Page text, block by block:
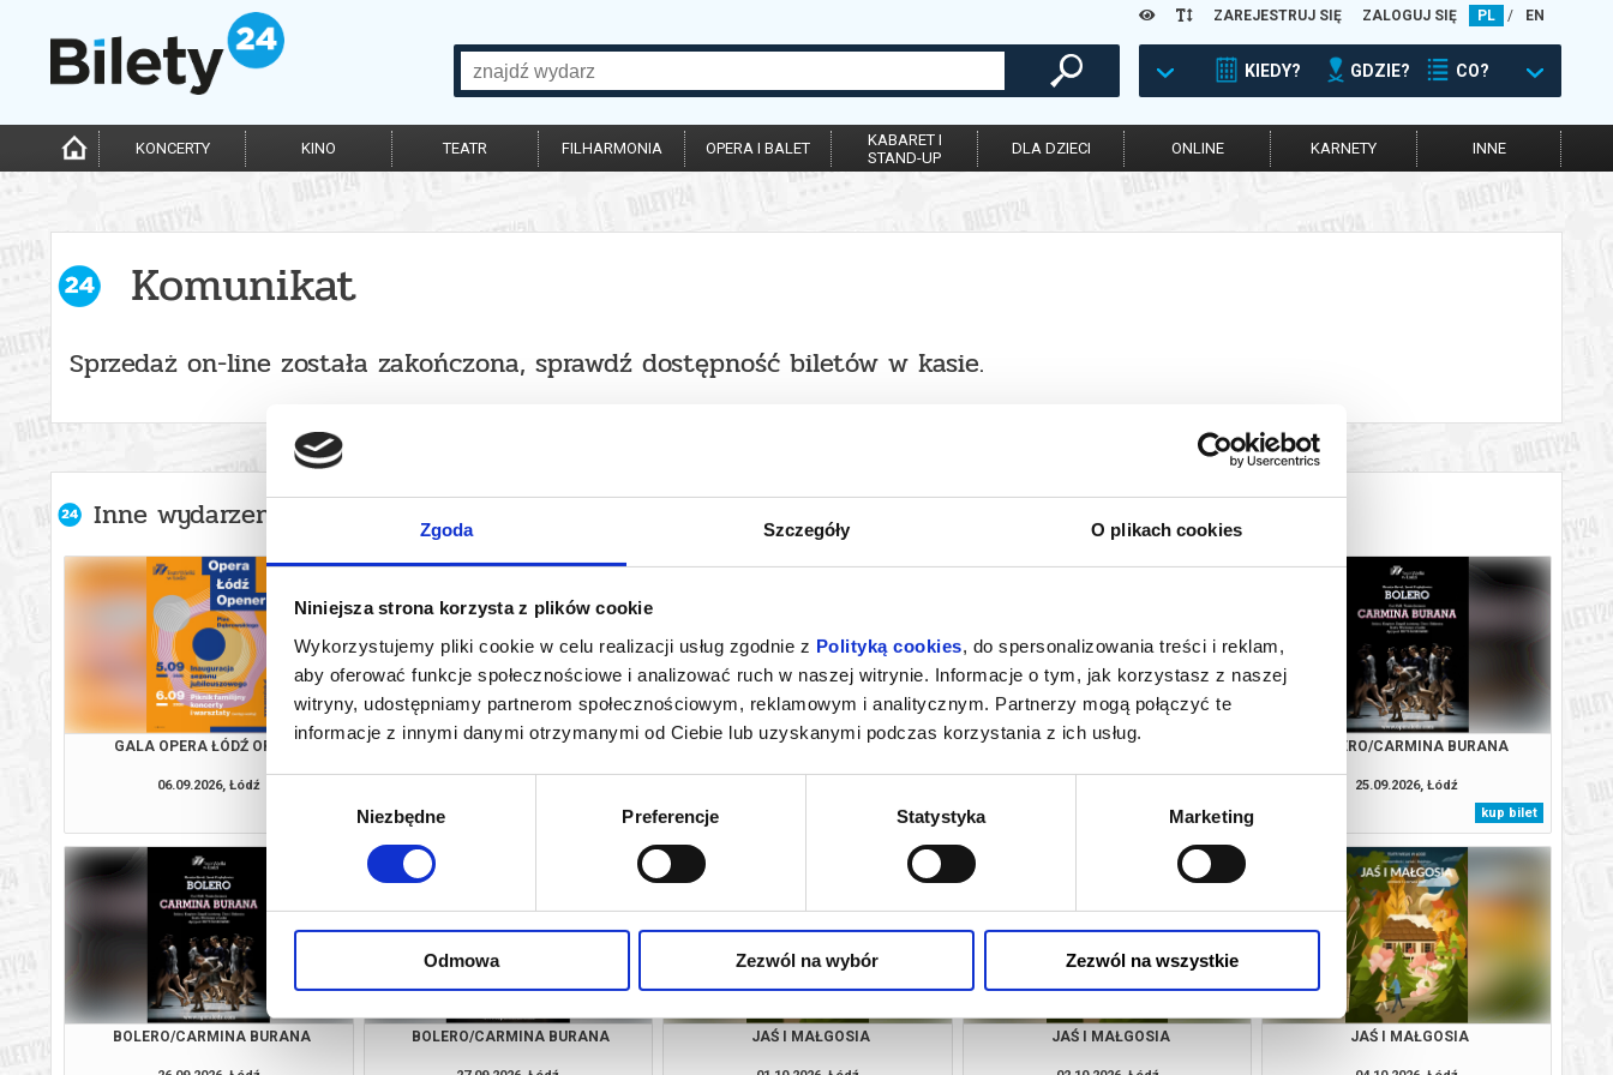
Zgoda Szczegóły O plikach cookies
Niniejsza strona korzysta z plików cookie
Wykorzystujemy pliki cookie w celu realizacji usług zgodnie z Polityką cookies, do spersonalizowania treści i reklam,
aby oferować funkcje społecznościowe i analizować ruch w naszej witrynie. Informacje o tym, jak korzystasz z naszej
witryny, udostępniamy partnerom społecznościowym, reklamowym i analitycznym. Partnerzy mogą połączyć te
informacje z innymi danymi otrzymanymi od Ciebie lub uzyskanymi podczas korzystania z ich usług.
Niezbędne Preferencje Statystyka Marketing
Odmowa Zezwól na wybór Zezwól na wszystkie
ZAREJESTRUJ SIĘ ZALOGUJ SIĘ PL / EN
KIEDY? GDZIE? CO?
KONCERTY KINO TEATR FILHARMONIA OPERA I BALET
KABARET I
STAND-UP
DLA DZIECI ONLINE KARNETY INNE
Komunikat
Sprzedaż on-line została zakończona, sprawdź dostępność biletów w kasie.
Inne wydarzenia organizatora
GALA OPERA ŁÓDŹ OPENER
06.09.2026, Łódź
CARMEN
kup bilet
CARMEN
kup bilet
CARMEN
kup bilet
BOLERO/CARMINA BURANA
25.09.2026, Łódź
kup bilet
BOLERO/CARMINA BURANA BOLERO/CARMINA BURANA JAŚ I MAŁGOSIA JAŚ I MAŁGOSIA JAŚ I MAŁGOSIA